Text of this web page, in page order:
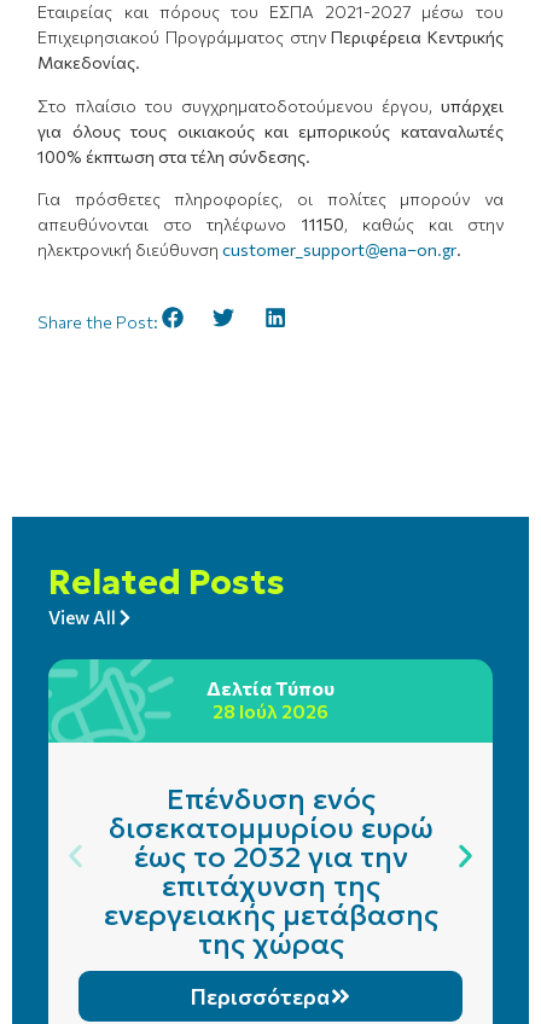
Εταιρείας και πόρους του ΕΣΠΑ 2021-2027 μέσω του
Επιχειρησιακού Προγράμματος στηνΠεριφέρεια Κεντρικής
Μακεδονίας.
Στο πλαίσιο του συγχρηματοδοτούμενου έργου, υπάρχει
για όλους τους οικιακούς και εμπορικούς καταναλωτές
100% έκπτωση στα τέλη σύνδεσης.
Για πρόσθετες πληροφορίες, οι πολίτες μπορούν να
απευθύνονται στο τηλέφωνο 11150, καθώς και στην
ηλεκτρονική διεύθυνσηcustomer_support@ena–on.gr.
Share the Post:
Related Posts
View All
Δελτία Τύπου
28 Ιούλ 2026
Επένδυση ενός
δισεκατομμυρίου ευρώ
έως το 2032 για την
επιτάχυνση της
ενεργειακής μετάβασης
της χώρας
Περισσότερα